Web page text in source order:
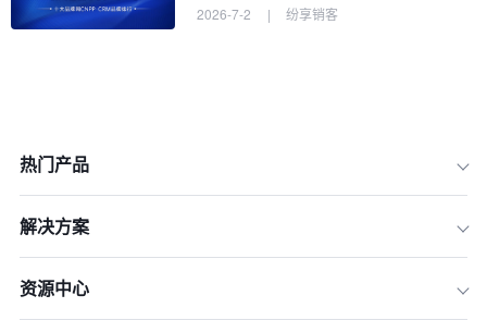
2026-7-2 | 纷享销客
热门产品
解决方案
资源中心